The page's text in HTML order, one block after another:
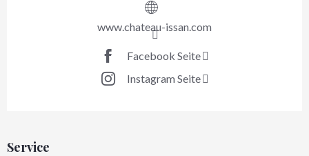
www.chateau-issan.com
Facebook Seite
Instagram Seite
Service